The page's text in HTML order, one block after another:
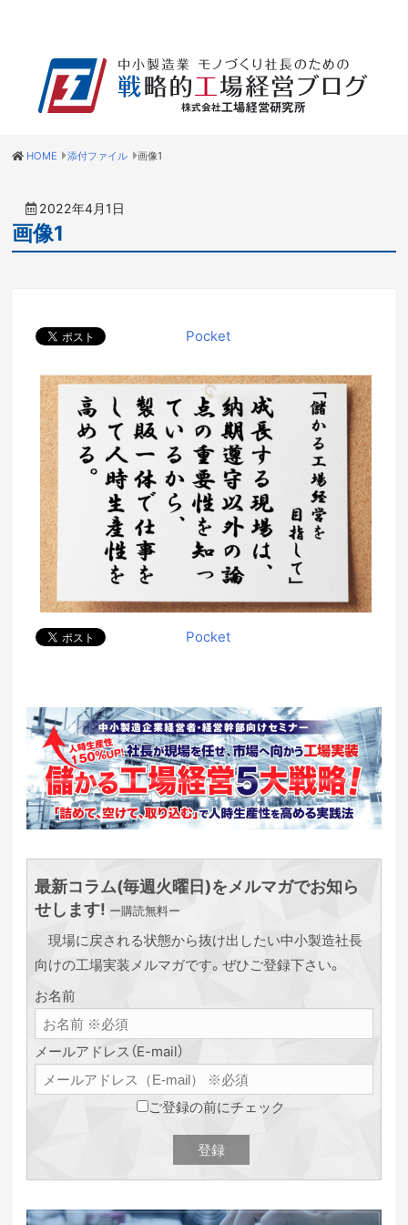
HOME 添付ファイル 画像1
2022年4月1日
画像1
Pocket
Pocket
最新コラム(毎週火曜日)をメルマガでお知ら
せします! ー購読無料ー
現場に戻される状態から抜け出したい中小製造社長
向けの工場実装メルマガです。ぜひご登録下さい。
お名前
メールアドレス（E-mail）
ご登録の前にチェック